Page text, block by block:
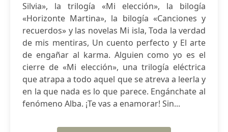
Silvia», la trilogía «Mi elección», la bilogía
«Horizonte Martina», la bilogía «Canciones y
recuerdos» y las novelas Mi isla, Toda la verdad
de mis mentiras, Un cuento perfecto y El arte
de engañar al karma. Alguien como yo es el
cierre de «Mi elección», una trilogía eléctrica
que atrapa a todo aquel que se atreva a leerla y
en la que nada es lo que parece. Engánchate al
fenómeno Alba. ¡Te vas a enamorar! Sin...